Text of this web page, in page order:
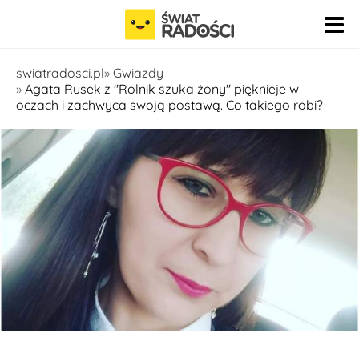
Pomiń nawigację
swiatradosci.pl Gwiazdy
Agata Rusek z "Rolnik szuka żony" pięknieje w
oczach i zachwyca swoją postawą. Co takiego robi?